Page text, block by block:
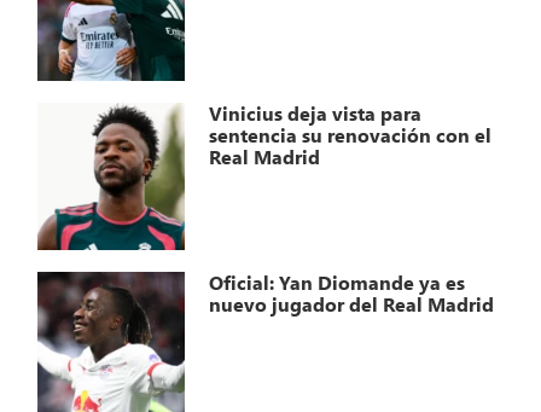
Vinicius deja vista para
sentencia su renovación con el
Real Madrid
Oficial: Yan Diomande ya es
nuevo jugador del Real Madrid